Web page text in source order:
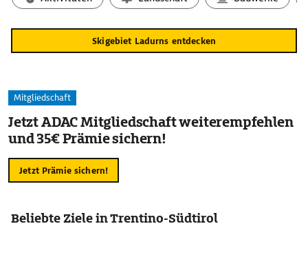
Skigebiet Ladurns entdecken
Mitgliedschaft
Jetzt ADAC Mitgliedschaft weiterempfehlen
und 35€ Prämie sichern!
Jetzt Prämie sichern!
Beliebte Ziele in Trentino-Südtirol